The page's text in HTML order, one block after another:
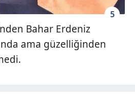
5
Bahar Erdeniz
ama güzelliğinden